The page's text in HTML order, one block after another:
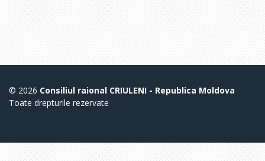
© 2026 Consiliul raional CRIULENI - Republica Moldova
Toate drepturile rezervate